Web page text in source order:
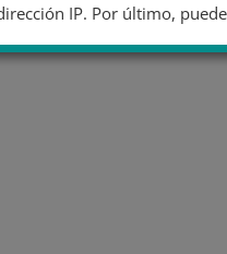
IP. Por último,